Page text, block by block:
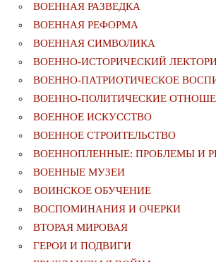
ВОЕННАЯ РАЗВЕДКА
ВОЕННАЯ РЕФОРМА
ВОЕННАЯ СИМВОЛИКА
ВОЕННО-ИСТОРИЧЕСКИЙ
ВОЕННО-ПАТРИОТИЧЕСКОЕ
ВОЕННО-ПОЛИТИЧЕСКИE
ВОЕННОЕ ИСКУССТВО
ВОЕННОЕ СТРОИТЕЛЬСТВО
ВОЕННОПЛЕННЫЕ: ПРОБЛЕМЫ И
ВОЕННЫЕ МУЗЕИ
ВОИНСКОЕ ОБУЧЕНИЕ
ВОСПОМИНАНИЯ И ОЧЕРКИ
ВТОРАЯ МИРОВАЯ
ГЕРОИ И ПОДВИГИ